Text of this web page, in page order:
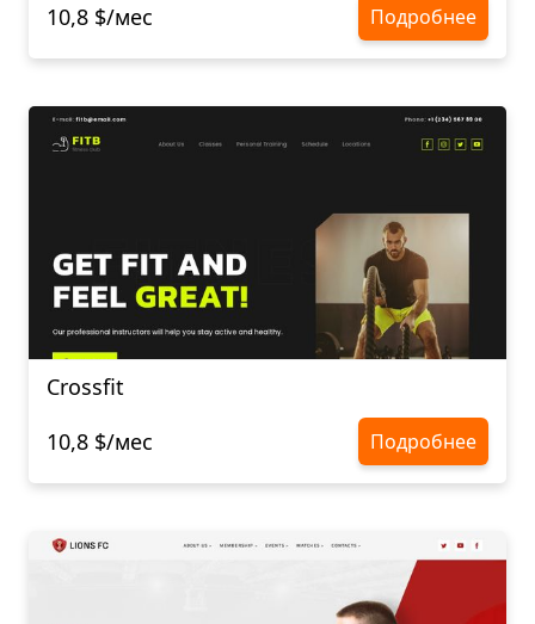
10,8 $/мес
Подробнее
Crossfit
10,8 $/мес
Подробнее